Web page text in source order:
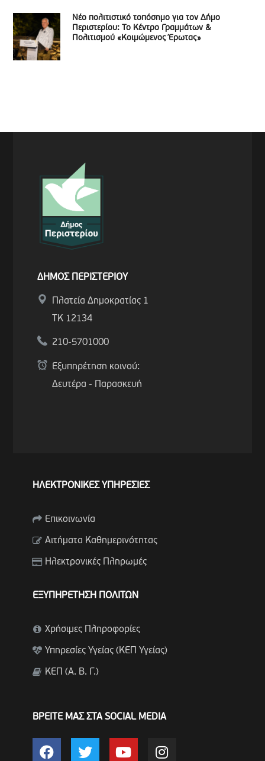
Νέο πολιτιστικό τοπόσημο για τον Δήμο
Περιστερίου: Το Κέντρο Γραμμάτων &
Πολιτισμού «Κοιμώμενος Έρωτας»
ΔΗΜΟΣ ΠΕΡΙΣΤΕΡΙΟΥ
Πλατεία Δημοκρατίας 1
ΤΚ 12134
210-5701000
Εξυπηρέτηση κοινού:
Δευτέρα - Παρασκευή
ΗΛΕΚΤΡΟΝΙΚΕΣ ΥΠΗΡΕΣΙΕΣ
Επικοινωνία
Αιτήματα Καθημερινότητας
Ηλεκτρονικές Πληρωμές
ΕΞΥΠΗΡΕΤΗΣΗ ΠΟΛΙΤΩΝ
Χρήσιμες Πληροφορίες
Υπηρεσίες Υγείας (ΚΕΠ Υγείας)
ΚΕΠ (Α. Β. Γ.)
ΒΡΕΙΤΕ ΜΑΣ ΣΤΑ SOCIAL MEDIA